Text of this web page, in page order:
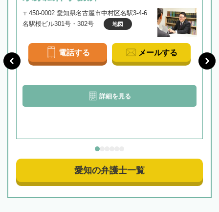
〒450-0002 愛知県名古屋市中村区名駅3-4-6
名駅桜ビル301号・302号
地図
電話する メールする
詳細を見る
愛知の弁護士一覧